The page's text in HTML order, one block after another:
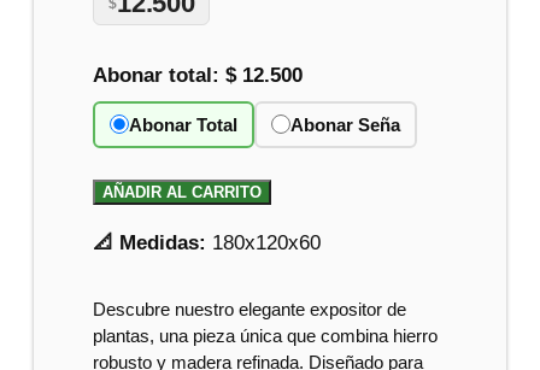
$
Abonar total:$ 12.500
Abonar Total Abonar Seña
AÑADIR AL CARRITO
📐 Medidas: 180x120x60
Descubre nuestro elegante expositor de
plantas, una pieza única que combina hierro
robusto y madera refinada. Diseñado para